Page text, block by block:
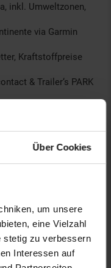
Über Cookies
um unsere
eine Vielzahl
stetig zu verbessern
Interessen auf
inkl. Umweltzonen,
via Garmin
Kraftstoffpreise
& Trailer‘s PARK
Local Spots &
50 Night Vision
bis zu 2 Stunden